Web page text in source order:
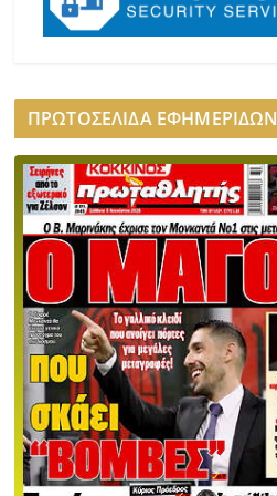
ΠΡΩΤΟΣΕΛΙΔΑ ΕΦΗΜΕΡΙΔΩΝ